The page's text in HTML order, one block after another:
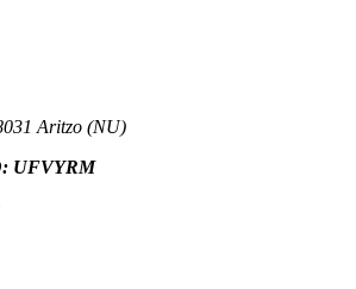
Aritzo (NU)
UFVYRM